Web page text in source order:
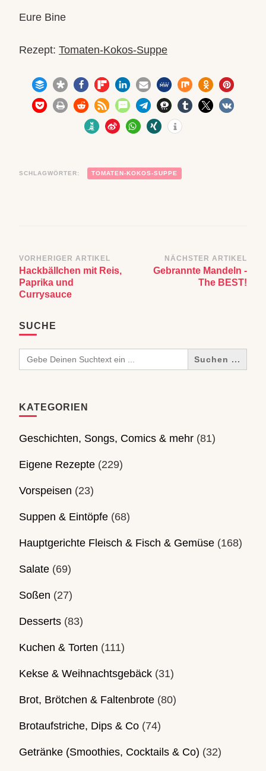
Eure Bine
Rezept: Tomaten-Kokos-Suppe
SCHLAGWÖRTER: TOMATEN-KOKOS-SUPPE
Beitragsnavigation
VORHERIGER ARTIKEL
Hackbällchen mit Reis,
Paprika und
Currysauce
NÄCHSTER ARTIKEL
Gebrannte Mandeln -
The BEST!
SUCHE
Search
for:
KATEGORIEN
Geschichten, Songs, Comics & mehr (81)
Eigene Rezepte (229)
Vorspeisen (23)
Suppen & Eintöpfe (68)
Hauptgerichte Fleisch & Fisch & Gemüse (168)
Salate (69)
Soßen (27)
Desserts (83)
Kuchen & Torten (111)
Kekse & Weihnachtsgebäck (31)
Brot, Brötchen & Faltenbrote (80)
Brotaufstriche, Dips & Co (74)
Getränke (Smoothies, Cocktails & Co) (32)